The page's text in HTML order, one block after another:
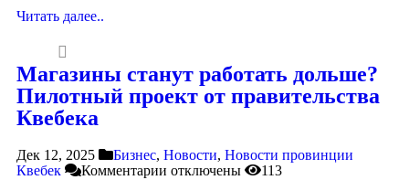
Читать далее..
Магазины станут работать дольше?
Пилотный проект от правительства
Квебека
Дек 12, 2025 Бизнес, Новости, Новости провинции
Квебек
Комментарии отключены 113